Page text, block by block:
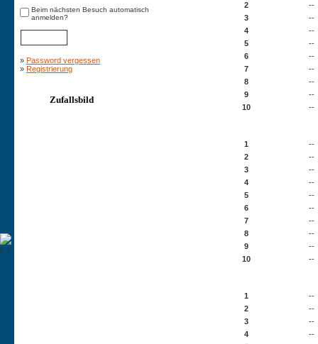
Beim nächsten Besuch automatisch
anmelden?
» Password vergessen
» Registrierung
Zufallsbild
2
--
3
--
4
--
5
--
6
--
7
--
8
--
9
--
10
--
1
--
2
--
3
--
4
--
5
--
6
--
7
--
8
--
9
--
10
--
1
--
2
--
3
--
4
--